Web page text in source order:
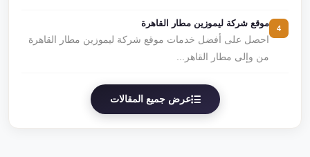
موقع شركة ليموزين مطار القاهرة
احصل على أفضل خدمات موقع شركة ليموزين مطار القاهرة
من وإلى مطار القاهر...
عرض جميع المقالات